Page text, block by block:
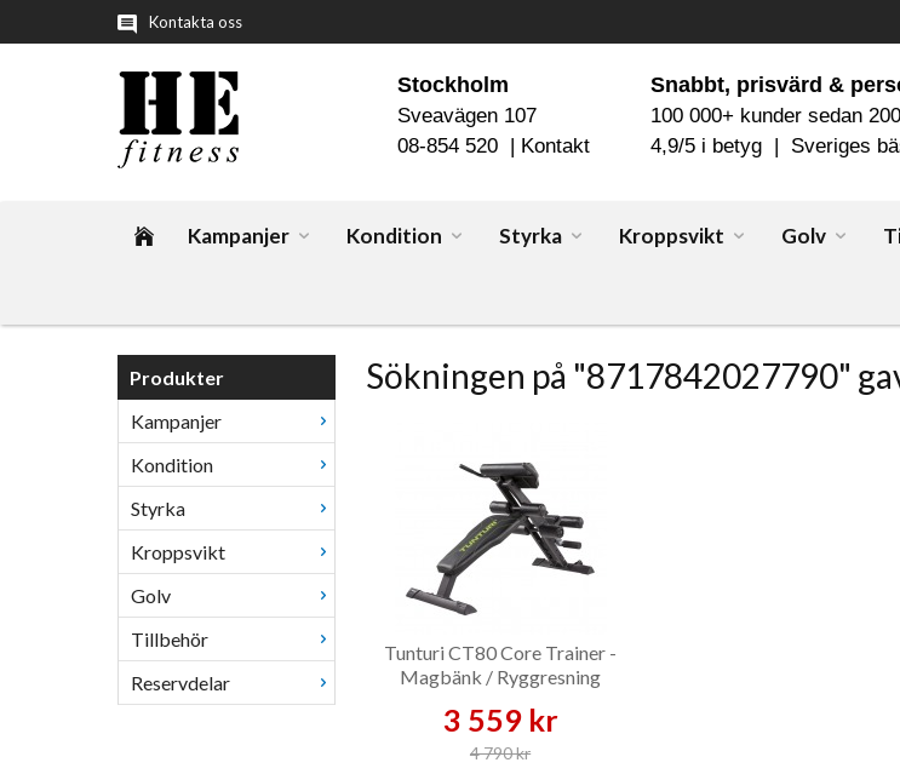
Kontakta oss
Snabbt, prisvärd &
100 000+ kunder sedan
4,9/5 i betyg | Sveriges
Stockholm
Sveavägen 107
08-854 520 | Kontakt
Kampanjer Kondition Styrka Kroppsvikt Golv
Produkter
Kampanjer
Kondition
Styrka
Kroppsvikt
Golv
Tillbehör
Reservdelar
Sökningen på "8717842027790"
Tunturi CT80 Core Trainer -
Magbänk / Ryggresning
3 559 kr
4 790 kr